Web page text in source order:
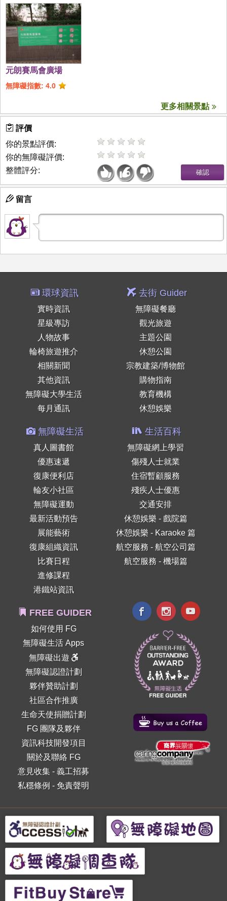
元朗賽馬會廣場
無障礙指數: 4.0
更多相關景點
評價
你的景點評價:
你的無障礙評價:
整體評分:
留言
環球資訊
實時資訊
星級專訪
人物故事
輪椅旅遊推介
相關新聞
其他資訊
無障礙大學生活
每月通訊
去街 Guider
無障礙餐廳
觀光旅遊
主題公園
休憩公園
宗教建築/博物館
購物指南
教育機構
休憩娛樂
無障礙生活
真人圖書館
優惠速遞
復康便利店
輪友小社區
無障礙運動
最新活動預告
展能藝術
復康組織資訊
比賽日程
進修課程
港鐵站資訊
生活百科
無障礙網上學習
傷殘人士就業
住宿暫顧服務
殘疾人士優惠
交通安排
休憩娛樂 - 戲院篇
休憩娛樂 - Karaoke 篇
航空服務 - 航空公司篇
航空服務 - 機場篇
FREE GUIDER
如何使用 FG
無障礙生活 Apps
無障礙出遊
無障礙認證計劃
夥伴贊助計劃
社區合作推廣
生命天使捐贈計劃
FG 團隊及夥伴
資訊科技開發項目
關於及聯絡 FG
意見收集 -義工招募
私穩條例 - 免責聲明